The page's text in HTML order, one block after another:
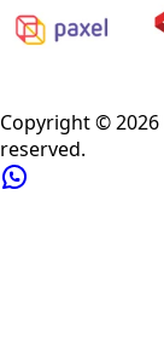
Copyright ©2026
reserved.